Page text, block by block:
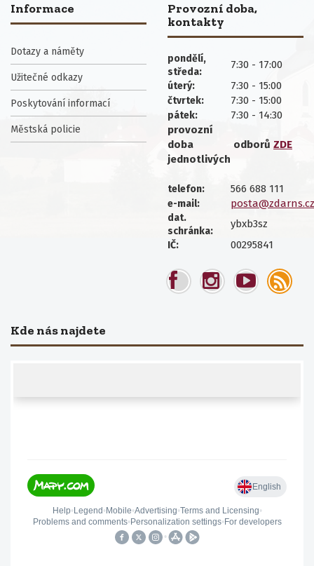
Informace
Dotazy a náměty
Užitečné odkazy
Poskytování informací
Městská policie
Provozní doba,
kontakty
pondělí,
středa:
7:30 - 17:00
úterý: 7:30 - 15:00
čtvrtek: 7:30 - 15:00
pátek:
7:30 - 14:30
provozní
doba
jednotlivých
odborů ZDE
telefon: 566 688 111
e-mail: posta@zdarns.cz
dat.
schránka:
ybxb3sz
IČ: 00295841
Kde nás najdete